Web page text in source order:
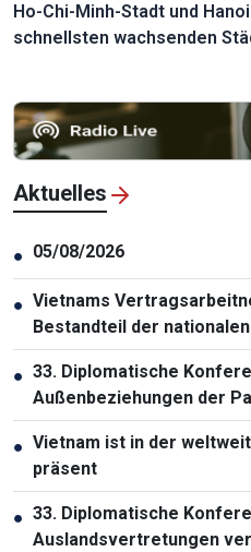
Ho-Chi-Minh-Stadt und
schnellsten wachsenden
Aktuelles
● 05/08/2026
● Vietnams
Bestandteil der
der Humanressourcen
● 33. Diplomatische
Außenbeziehungen der
● Vietnam ist in der
präsent
● 33. Diplomatische
Auslandsvertretungen